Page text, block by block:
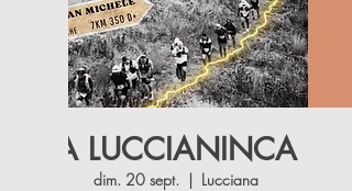
A LUCCIANINCA
dim. 20 sept.
  |
Lucciana